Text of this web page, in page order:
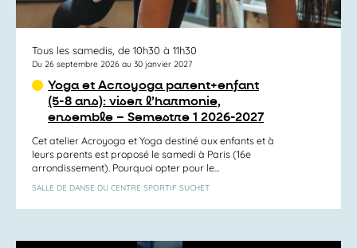
Tous les samedis, de 10h30 à 11h30
Du 26 septembre 2026 au 30 janvier 2027
Yoga et Acroyoga parent+enfant
(5-8 ans): viser l’harmonie,
ensemble – Semestre 1 2026-2027
Cet atelier Acroyoga et Yoga destiné aux enfants et à
leurs parents est proposé le samedi à Paris (16e
arrondissement). Pourquoi opter pour le...
SALLE DE DANSE DU CENTRE SPORTIF SUCHET